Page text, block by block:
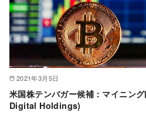
2021年3月5日
米国株テンバガー候補：マイニン
Digital Holdings)